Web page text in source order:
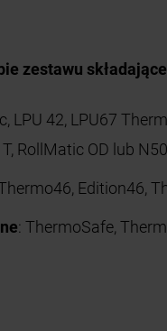
zestawu
LPU 42, LPU67
RollMatic OD lub
Edition46,
: ThermoSafe,